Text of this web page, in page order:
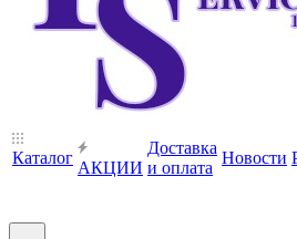
Каталог
АКЦИИ
Доставка
и оплата
Новости